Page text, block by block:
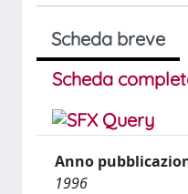
Scheda breve
Scheda
Anno
1996